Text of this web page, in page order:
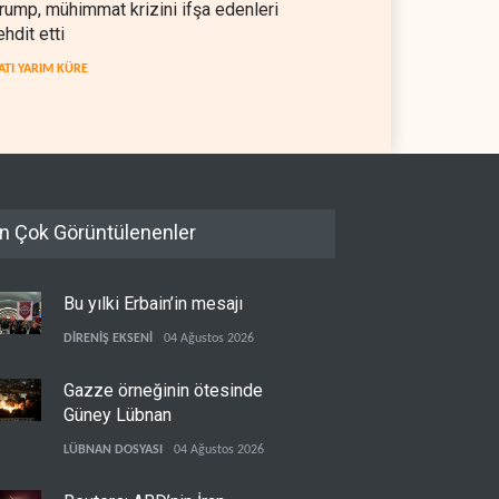
mühimmat krizini ifşa edenleri
etti
YARIM KÜRE
Çok Görüntülenenler
Bu yılki Erbain’in mesajı
DİRENİŞ EKSENİ 04 Ağustos 2026
Gazze örneğinin ötesinde
Güney Lübnan
LÜBNAN DOSYASI 04 Ağustos 2026